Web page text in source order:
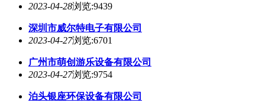
2023-04-28浏览:9439
深圳市威尔特电子有限公司
2023-04-27浏览:6701
广州市萌创游乐设备有限公司
2023-04-27浏览:9754
泊头银座环保设备有限公司